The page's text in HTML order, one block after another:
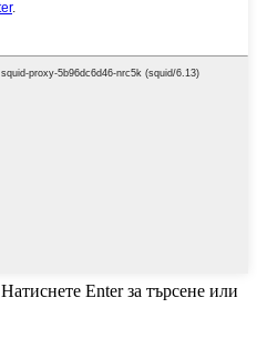
Натиснете Enter за търсене или